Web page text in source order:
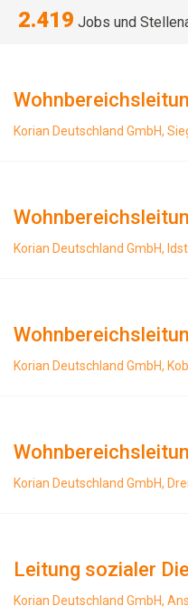
2.419 Jobs und
Korian Deutschland GmbH,
Korian Deutschland GmbH,
Korian Deutschland GmbH,
Korian Deutschland GmbH,
Leitung sozialer
Korian Deutschland GmbH,